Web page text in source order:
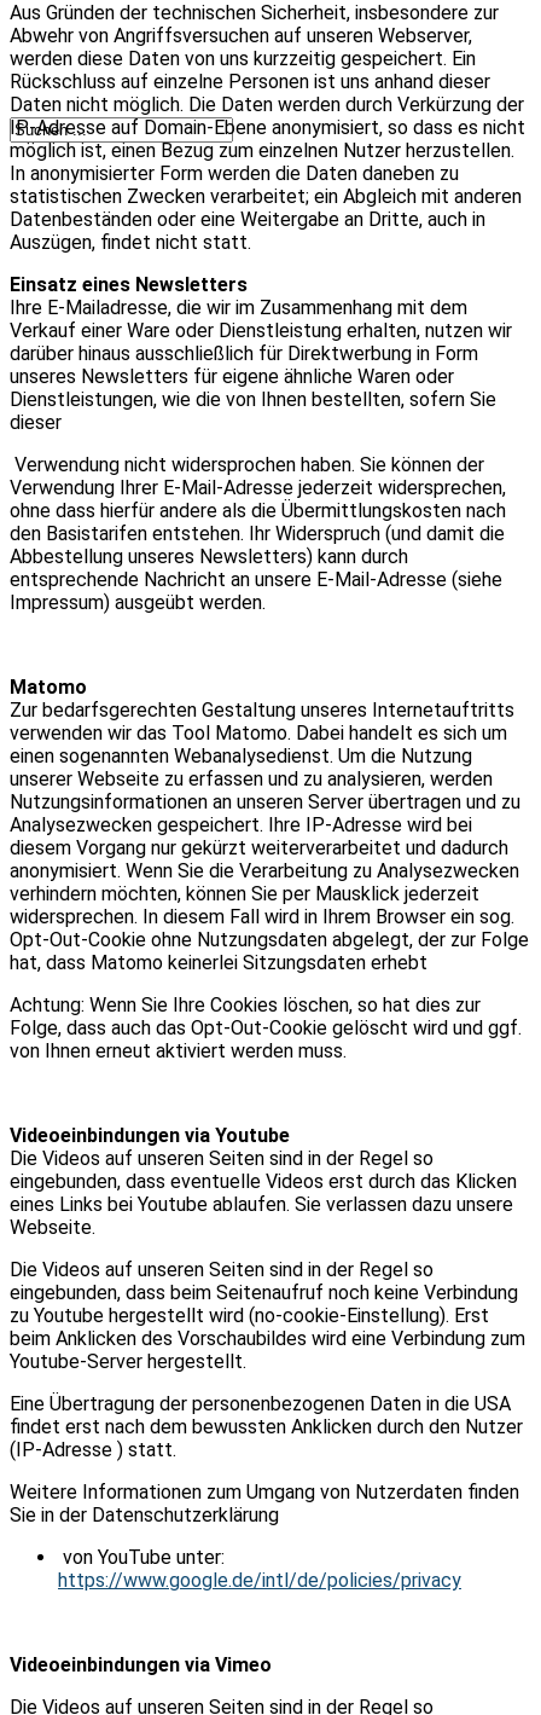
Aus Gründen der technischen Sicherheit, insbesondere zur
Abwehr von Angriffsversuchen auf unseren Webserver,
werden diese Daten von uns kurzzeitig gespeichert. Ein
Rückschluss auf einzelne Personen ist uns anhand dieser
Daten nicht möglich. Die Daten werden durch Verkürzung der
IP-Adresse auf Domain-Ebene anonymisiert, so dass es nicht
möglich ist, einen Bezug zum einzelnen Nutzer herzustellen.
In anonymisierter Form werden die Daten daneben zu
statistischen Zwecken verarbeitet; ein Abgleich mit anderen
Datenbeständen oder eine Weitergabe an Dritte, auch in
Auszügen, findet nicht statt.
Einsatz eines Newsletters
Ihre E-Mailadresse, die wir im Zusammenhang mit dem
Verkauf einer Ware oder Dienstleistung erhalten, nutzen wir
darüber hinaus ausschließlich für Direktwerbung in Form
unseres Newsletters für eigene ähnliche Waren oder
Dienstleistungen, wie die von Ihnen bestellten, sofern Sie
dieser
Verwendung nicht widersprochen haben. Sie können der
Verwendung Ihrer E-Mail-Adresse jederzeit widersprechen,
ohne dass hierfür andere als die Übermittlungskosten nach
den Basistarifen entstehen. Ihr Widerspruch (und damit die
Abbestellung unseres Newsletters) kann durch
entsprechende Nachricht an unsere E-Mail-Adresse (siehe
Impressum) ausgeübt werden.
Matomo
Zur bedarfsgerechten Gestaltung unseres Internetauftritts
verwenden wir das Tool Matomo. Dabei handelt es sich um
einen sogenannten Webanalysedienst. Um die Nutzung
unserer Webseite zu erfassen und zu analysieren, werden
Nutzungsinformationen an unseren Server übertragen und zu
Analysezwecken gespeichert. Ihre IP-Adresse wird bei
diesem Vorgang nur gekürzt weiterverarbeitet und dadurch
anonymisiert. Wenn Sie die Verarbeitung zu Analysezwecken
verhindern möchten, können Sie per Mausklick jederzeit
widersprechen. In diesem Fall wird in Ihrem Browser ein sog.
Opt-Out-Cookie ohne Nutzungsdaten abgelegt, der zur Folge
hat, dass Matomo keinerlei Sitzungsdaten erhebt
Achtung: Wenn Sie Ihre Cookies löschen, so hat dies zur
Folge, dass auch das Opt-Out-Cookie gelöscht wird und ggf.
von Ihnen erneut aktiviert werden muss.
Videoeinbindungen via Youtube
Die Videos auf unseren Seiten sind in der Regel so
eingebunden, dass eventuelle Videos erst durch das Klicken
eines Links bei Youtube ablaufen. Sie verlassen dazu unsere
Webseite.
Die Videos auf unseren Seiten sind in der Regel so
eingebunden, dass beim Seitenaufruf noch keine Verbindung
zu Youtube hergestellt wird (no-cookie-Einstellung). Erst
beim Anklicken des Vorschaubildes wird eine Verbindung zum
Youtube-Server hergestellt.
Eine Übertragung der personenbezogenen Daten in die USA
findet erst nach dem bewussten Anklicken durch den Nutzer
(IP-Adresse ) statt.
Weitere Informationen zum Umgang von Nutzerdaten finden
Sie in der Datenschutzerklärung
von YouTube unter:
https://www.google.de/intl/de/policies/privacy
Videoeinbindungen via Vimeo
Die Videos auf unseren Seiten sind in der Regel so